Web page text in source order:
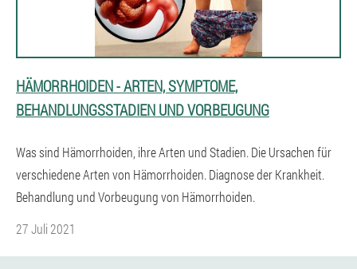
HÄMORRHOIDEN - ARTEN, SYMPTOME,
BEHANDLUNGSSTADIEN UND VORBEUGUNG
Was sind Hämorrhoiden, ihre Arten und Stadien. Die Ursachen für
verschiedene Arten von Hämorrhoiden. Diagnose der Krankheit.
Behandlung und Vorbeugung von Hämorrhoiden.
27 Juli 2021